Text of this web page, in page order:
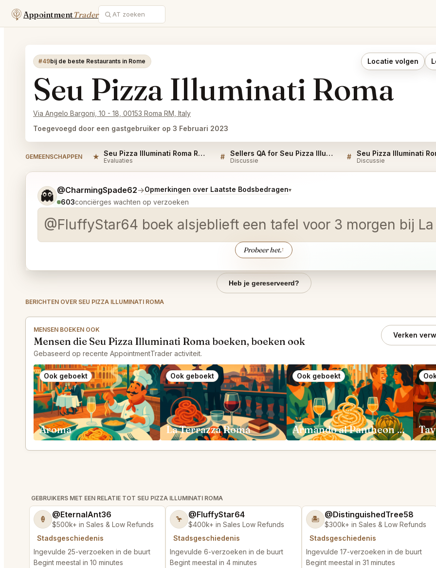
AppointmentTrader
#49bij de beste Restaurants in Rome Locatie volgen
Seu Pizza Illuminati Roma
Via Angelo Bargoni, 10 - 18, 00153 Roma RM, Italy
Toegevoegd door een gastgebruiker op 3 Februari 2023
GEMEENSCHAPPEN ★ Seu Pizza Illuminati Roma Reviews
Evaluaties # Sellers QA for Seu Pizza Illuminati Roma
Discussie # Seu Pizza Illuminati
Discussie
👻 @CharmingSpade62→Opmerkingen over Laatste Bodsbedragen▾
603conciërges wachten op verzoeken
@FluffyStar64 boek alsjeblieft een tafel voor 3 morgen bij
Probeer het.↑
Vertel me wat je wilt.
Heb je gereserveerd?
BERICHTEN OVER SEU PIZZA ILLUMINATI ROMA
MENSEN BOEKEN OOK
Mensen die Seu Pizza Illuminati Roma boeken, boeken ook
Gebaseerd op recente AppointmentTrader activiteit.
Verken
Ook geboekt
Aroma
Ook geboekt
La Terrazza Roma
Ook geboekt
Armando al Pantheon Roma
GEBRUIKERS MET EEN RELATIE TOT SEU PIZZA ILLUMINATI ROMA
🍦 @EternalAnt36
$500k+ in Sales & Low Refunds
Stadsgeschiedenis
Ingevulde 25-verzoeken in de buurt
Begint meestal in 10 minutes
🦩 @FluffyStar64
$400k+ in Sales Low Refunds
Stadsgeschiedenis
Ingevulde 6-verzoeken in de buurt
Begint meestal in 4 minutes
🏝️ @DistinguishedTree58
$300k+ in Sales & Low Refunds
Stadsgeschiedenis
Ingevulde 17-verzoeken in de buurt
Begint meestal in 31 minutes